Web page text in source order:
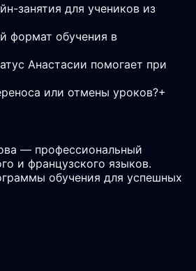
занятия для учеников из
формат обучения в
Анастасии помогает при
или отмены уроков?+
— профессиональный
и французского языков.
обучения для успешных